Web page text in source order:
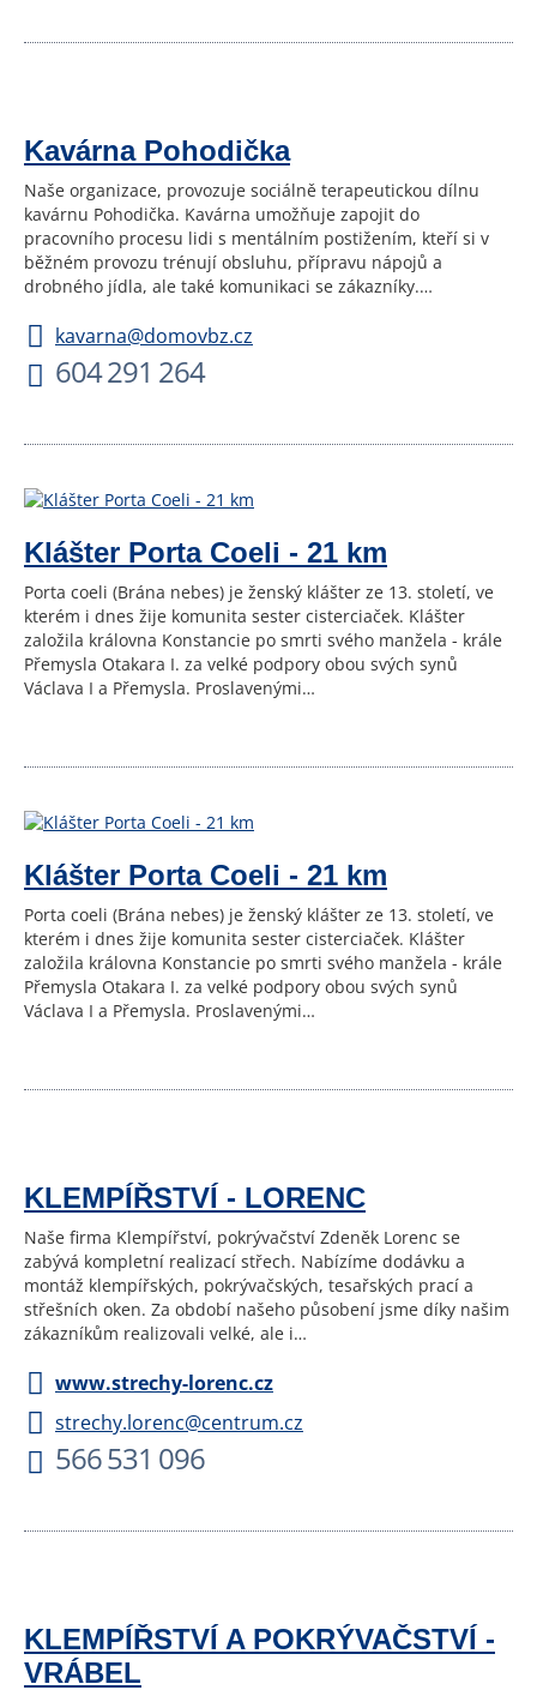
Kavárna Pohodička
Naše organizace, provozuje sociálně terapeutickou dílnu
kavárnu Pohodička. Kavárna umožňuje zapojit do
pracovního procesu lidi s mentálním postižením, kteří si v
běžném provozu trénují obsluhu, přípravu nápojů a
drobného jídla, ale také komunikaci se zákazníky.…
kavarna@domovbz.cz
604 291 264
Klášter Porta Coeli - 21 km
Porta coeli (Brána nebes) je ženský klášter ze 13. století, ve
kterém i dnes žije komunita sester cisterciaček. Klášter
založila královna Konstancie po smrti svého manžela - krále
Přemysla Otakara I. za velké podpory obou svých synů
Václava I a Přemysla. Proslavenými…
Klášter Porta Coeli - 21 km
Porta coeli (Brána nebes) je ženský klášter ze 13. století, ve
kterém i dnes žije komunita sester cisterciaček. Klášter
založila královna Konstancie po smrti svého manžela - krále
Přemysla Otakara I. za velké podpory obou svých synů
Václava I a Přemysla. Proslavenými…
KLEMPÍŘSTVÍ - LORENC
Naše firma Klempířství, pokrývačství Zdeněk Lorenc se
zabývá kompletní realizací střech. Nabízíme dodávku a
montáž klempířských, pokrývačských, tesařských prací a
střešních oken. Za období našeho působení jsme díky našim
zákazníkům realizovali velké, ale i…
www.strechy-lorenc.cz
strechy.lorenc@centrum.cz
566 531 096
KLEMPÍŘSTVÍ A POKRÝVAČSTVÍ -
VRÁBEL